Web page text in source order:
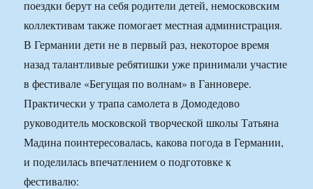
поездки берут на себя родители детей, немосковским
коллективам также помогает местная администрация.
В Германии дети не в первый раз, некоторое время
назад талантливые ребятишки уже принимали участие
в фестивале «Бегущая по волнам» в Ганновере.
Практически у трапа самолета в Домодедово
руководитель московской творческой школы Татьяна
Мадина поинтересовалась, какова погода в Германии,
и поделилась впечатлением о подготовке к
фестивалю: